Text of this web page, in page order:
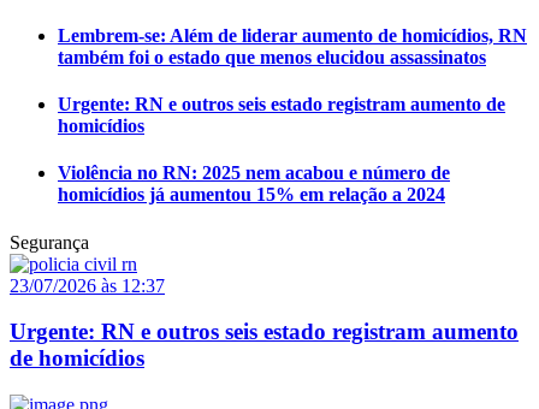
Lembrem-se: Além de liderar aumento de homicídios, RN
também foi o estado que menos elucidou assassinatos
Urgente: RN e outros seis estado registram aumento de
homicídios
Violência no RN: 2025 nem acabou e número de
homicídios já aumentou 15% em relação a 2024
Segurança
23/07/2026 às 12:37
Urgente: RN e outros seis estado registram aumento
de homicídios